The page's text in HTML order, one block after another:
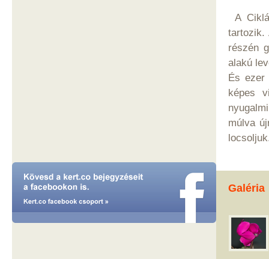
A
tartozik.
részén
alakú
És ezer
képes
múlva
Galéria